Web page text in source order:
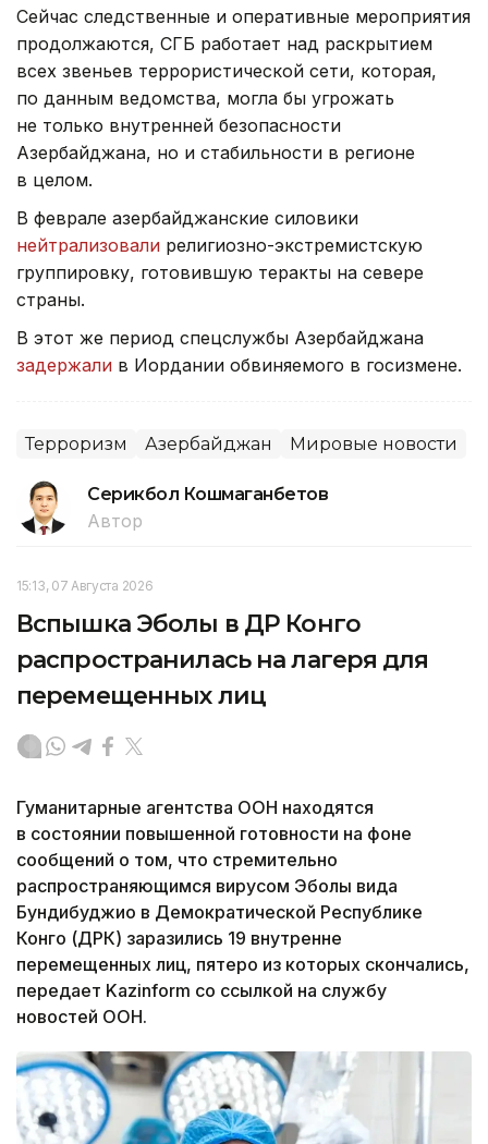
Сейчас следственные и оперативные мероприятия
продолжаются, СГБ работает над раскрытием
всех звеньев террористической сети, которая,
по данным ведомства, могла бы угрожать
не только внутренней безопасности
Азербайджана, но и стабильности в регионе
в целом.
В феврале азербайджанские силовики
нейтрализовали религиозно-экстремистскую
группировку, готовившую теракты на севере
страны.
В этот же период спецслужбы Азербайджана
задержали в Иордании обвиняемого в госизмене.
Терроризм Азербайджан Мировые новости
Серикбол Кошмаганбетов
Автор
15:13, 07 Августа 2026
Вспышка Эболы в ДР Конго
распространилась на лагеря для
перемещенных лиц
Гуманитарные агентства ООН находятся
в состоянии повышенной готовности на фоне
сообщений о том, что стремительно
распространяющимся вирусом Эболы вида
Бундибуджио в Демократической Республике
Конго (ДРК) заразились 19 внутренне
перемещенных лиц, пятеро из которых скончались,
передает Kazinform со ссылкой на службу
новостей ООН.